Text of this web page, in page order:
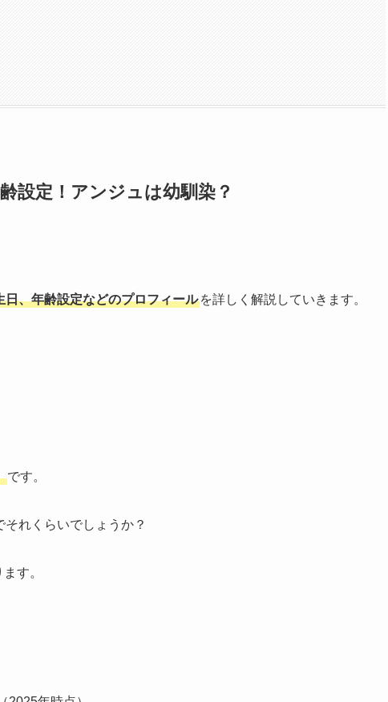
設定！アンジュは幼馴染？
日、年齢設定などのプロフィール を詳しく解説していきます。
です。
それくらいでしょうか？
す。